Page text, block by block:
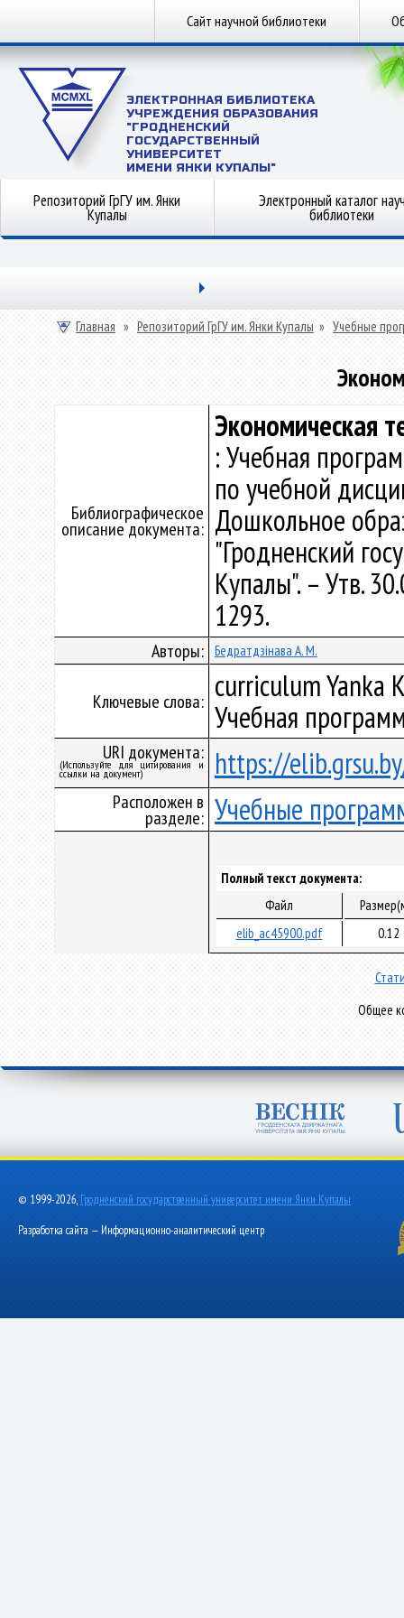
Сайт научной библиотеки
ЭЛЕКТРОННАЯ БИБЛИОТЕКА
УЧРЕЖДЕНИЯ ОБРАЗОВАНИЯ
"ГРОДНЕНСКИЙ
ГОСУДАРСТВЕННЫЙ
УНИВЕРСИТЕТ
ИМЕНИ ЯНКИ КУПАЛЫ"
Репозиторий ГрГУ им. Янки
Купалы
Электронный каталог
библиотеки
Главная » Репозиторий ГрГУ им. Янки Купалы » Учебные
Библиографическое
описание документа:
Экономическая
: Учебная
по учебной
Дошкольное
"Гродненский
Купалы". – Утв.
1293.
Авторы: Бедратдзінава А. М.
Ключевые слова: curriculum Yanka
Учебная
URI документа:
(Используйте для цитирования и
ссылки на документ) https://
Расположен в
разделе: Учебные
Полный текст документа:
Файл
elib_ac45900.pdf
0.12
Общее
© 1999-2026, Гродненский государственный университет имени Янки Купалы
Разработка сайта — Информационно-аналитический центр